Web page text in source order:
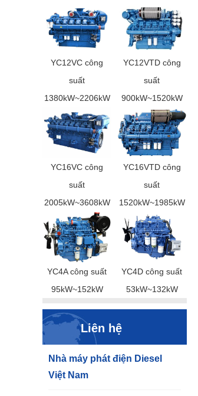
YC12VC công
suất
1380kW~2206kW
YC12VTD công
suất
900kW~1520kW
YC16VC công
suất
2005kW~3608kW
YC16VTD công
suất
1520kW~1985kW
YC4A công suất
95kW~152kW
YC4D công suất
53kW~132kW
Liên hệ
Nhà máy phát điện Diesel
Việt Nam